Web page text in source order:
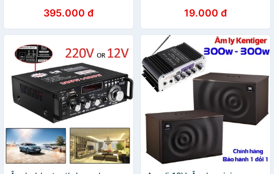
hú,Bảo hành 12 tháng
395.000 đ 19.000 đ